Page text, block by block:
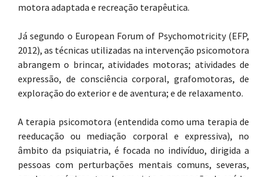
motora adaptada e recreação terapêutica.
Já segundo o European Forum of Psychomotricity (EFP,
2012), as técnicas utilizadas na intervenção psicomotora
abrangem o brincar, atividades motoras; atividades de
expressão, de consciência corporal, grafomotoras, de
exploração do exterior e de aventura; e de relaxamento.
A terapia psicomotora (entendida como uma terapia de
reeducação ou mediação corporal e expressiva), no
âmbito da psiquiatria, é focada no indivíduo, dirigida a
pessoas com perturbações mentais comuns, severas,